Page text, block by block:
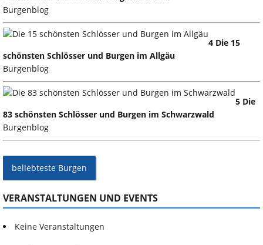
Burgenblog
4 Die 15
schönsten Schlösser und Burgen im Allgäu
Burgenblog
5 Die
83 schönsten Schlösser und Burgen im Schwarzwald
Burgenblog
beliebteste Burgen
VERANSTALTUNGEN UND EVENTS
Keine Veranstaltungen